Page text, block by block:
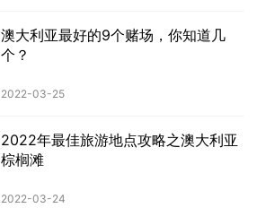
澳大利亚最好的9个赌场，你知道几
个？
2022-03-25
2022年最佳旅游地点攻略之澳大利亚
棕榈滩
2022-03-24